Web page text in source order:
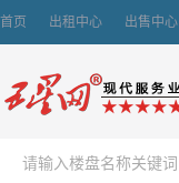
首页 出租中心 出售中心